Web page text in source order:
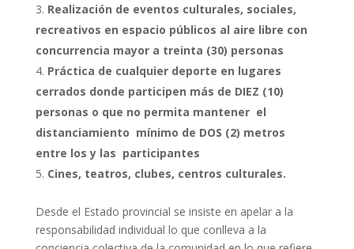
Realización de eventos culturales, sociales,
recreativos en espacio públicos al aire libre con
concurrencia mayor a treinta (30) personas
Práctica de cualquier deporte en lugares
cerrados donde participen más de DIEZ (10)
personas o que no permita mantener el
distanciamiento mínimo de DOS (2) metros
entre los y las participantes
Cines, teatros, clubes, centros culturales.
Desde el Estado provincial se insiste en apelar a la
responsabilidad individual lo que conlleva a la